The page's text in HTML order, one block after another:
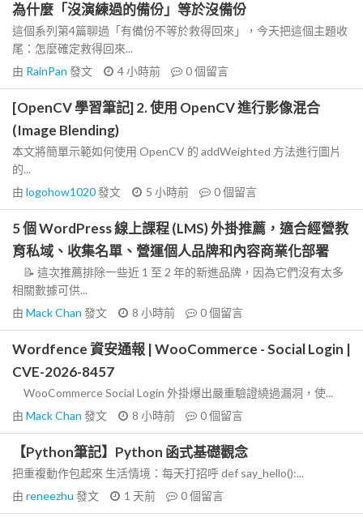
為什麼「沒演練過的備份」等於沒備份
這個系列第4篇聊過「有備份不等於救得回來」，今天把這個主題收
尾：怎麼確定救得回來...
由 RainPan 發文 4 小時前 0個留言
[OpenCV 學習筆記] 2. 使用 OpenCV 進行影像混合
(Image Blending)
本文將簡單示範如何使用 OpenCV 的 addWeighted 方法進行圖片
的...
由 logohow1020發文 5 小時前 0個留言
5 個 WordPress 線上課程 (LMS) 外掛推薦，適合經營教
育私域、收集名單、營運個人品牌和內容商業化部署
📝 這次推薦排除一些近 1 至 2 年的新進品牌，因為它們沒有太多
相關數據可供...
由 Mack Chan 發文 8 小時前 0個留言
Wordfence 資安通報 | WooCommerce - Social Login |
CVE-2026-8457
WooCommerce Social Login 外掛爆出嚴重驗證繞過漏洞，使...
由 Mack Chan 發文 8 小時前 0個留言
【Python筆記】Python 函式基礎觀念
把重複動作包起來 生活情境：每天打招呼 def say_hello():...
由 reneezhu 發文 1 天前 0個留言